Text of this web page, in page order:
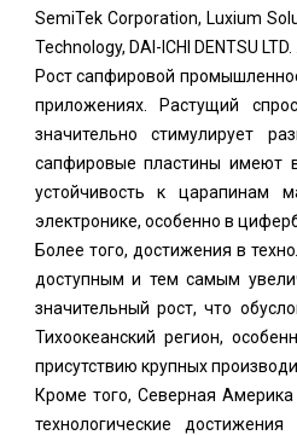
SemiTek Corporation, Luxium
Technology, DAI-ICHI DENTSU
Рост сапфировой
приложениях. Растущий
значительно стимулирует
сапфировые пластины имеют
устойчивость к царапинам
электронике, особенно в
Более того, достижения в
доступным и тем самым
значительный рост, что
Тихоокеанский регион,
присутствию крупных
Кроме того, Северная
технологические